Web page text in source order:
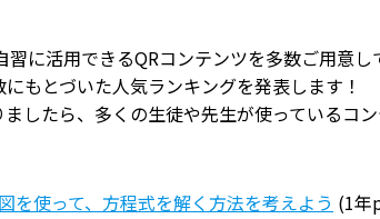
に活用できるQRコンテンツを多数ご用意し
もとづいた人気ランキングを発表します！
したら、多くの生徒や先生が使っているコ
を使って、方程式を解く方法を考えよう (1年